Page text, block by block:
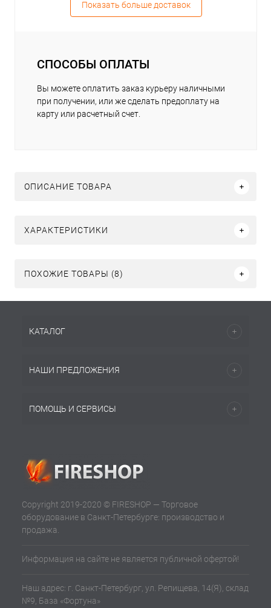
Показать больше доставок
СПОСОБЫ ОПЛАТЫ
Вы можете оплатить заказ курьеру наличными
при получении, или же сделать предоплату на
карту или расчетный счет.
ОПИСАНИЕ ТОВАРА
ХАРАКТЕРИСТИКИ
ПОХОЖИЕ ТОВАРЫ (8)
КАТАЛОГ
НАШИ ПРЕДЛОЖЕНИЯ
ПОМОЩЬ И СЕРВИСЫ
Copyright 2019-2020 © FIRESHOP — Торговое
оборудование в Санкт-Петербурге: производство и
продажа.
Информация на сайте не является публичной офертой!
Наш адрес: г. Санкт-Петербург, ул. Репищева, 14(Я), склад
№9, База «Фортуна»